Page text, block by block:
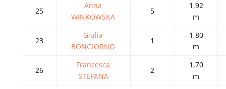
25
Anna
WINKOWSKA
5
1,92
m
23
Giulia
BONGIORNO
1
1,80
m
26
Francesca
STEFANA
2
1,70
m